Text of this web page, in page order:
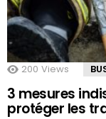
200 Views
3 mesures
protéger les